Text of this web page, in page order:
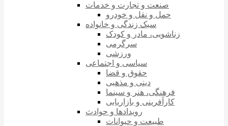
صنعت و تجارت و خدمات
حمل و نقل و خودرو
سبک زندگی و خانواده
زناشویی، مادر و کودک
سرگرمی
ورزشی
سیاسی و اجتماعی
حقوق و قضا
دینی و مذهبی
فرهنگی، هنر و سینما
کارآفرینی و بازاریابی
رویدادها و حوادث
طبیعت و حیوانات